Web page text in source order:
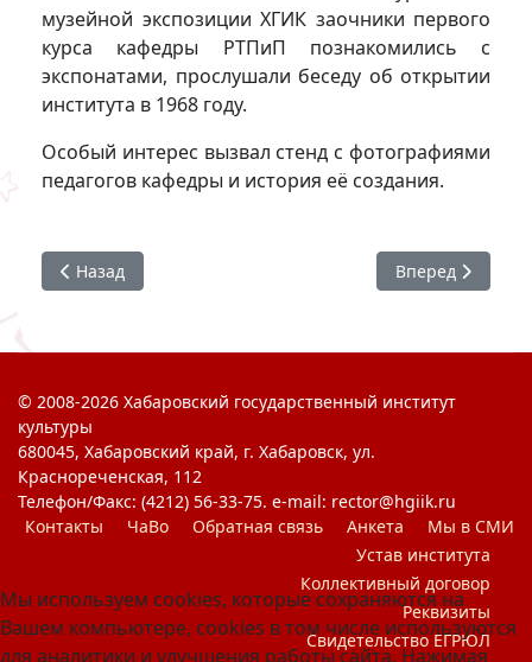
музейной экспозиции ХГИК заочники первого
курса кафедры РТПиП познакомились с
экспонатами, прослушали беседу об открытии
института в 1968 году.
Особый интерес вызвал стенд с фотографиями
педагогов кафедры и история её создания.
Предыдущий: История Великой Победы. Освобождение
Назад Следующий:
Вперед
© 2008-2026 Хабаровский государственный институт
культуры
680045, Хабаровский край, г. Хабаровск, ул.
Краснореченская, 112
Телефон/Факс: (4212) 56-33-75. e-mail: rector@hgiik.ru
Контакты
ЧаВо Обратная связь Анкета
Мы в СМИ
Устав института
Коллективный договор
Реквизиты
Свидетельство ЕГРЮЛ
Мы используем cookies, которые сохраняются на
Вашем компьютере, cookies в том числе используются
для аналитики и улучшения работы сайта. Нажимая